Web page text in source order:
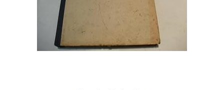
SCHLIESSEN